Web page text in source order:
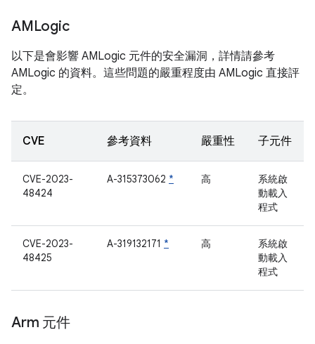
AMLogic
以下是會影響 AMLogic 元件的安全漏洞，詳情請參考
AMLogic 的資料。這些問題的嚴重程度由 AMLogic 直接評
定。
CVE 參考資料 嚴重性 子元件
CVE-2023-
48424
A-315373062 * 高
系統啟
動載入
程式
CVE-2023-
48425
A-319132171 * 高
系統啟
動載入
程式
Arm 元件